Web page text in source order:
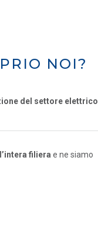
NOI?
del settore elettrico
filiera e ne siamo